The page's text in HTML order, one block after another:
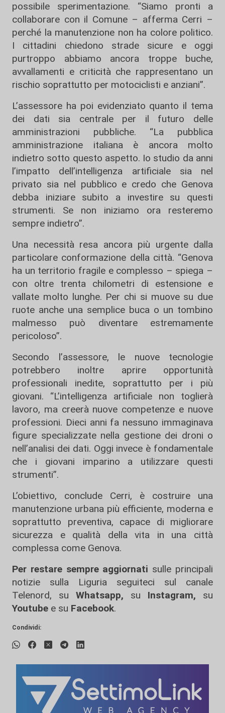
possibile sperimentazione. “Siamo pronti a
collaborare con il Comune – afferma Cerri –
perché la manutenzione non ha colore politico.
I cittadini chiedono strade sicure e oggi
purtroppo abbiamo ancora troppe buche,
avvallamenti e criticità che rappresentano un
rischio soprattutto per motociclisti e anziani”.
L’assessore ha poi evidenziato quanto il tema
dei dati sia centrale per il futuro delle
amministrazioni pubbliche. “La pubblica
amministrazione italiana è ancora molto
indietro sotto questo aspetto. Io studio da anni
l’impatto dell’intelligenza artificiale sia nel
privato sia nel pubblico e credo che Genova
debba iniziare subito a investire su questi
strumenti. Se non iniziamo ora resteremo
sempre indietro”.
Una necessità resa ancora più urgente dalla
particolare conformazione della città. “Genova
ha un territorio fragile e complesso – spiega –
con oltre trenta chilometri di estensione e
vallate molto lunghe. Per chi si muove su due
ruote anche una semplice buca o un tombino
malmesso può diventare estremamente
pericoloso”.
Secondo l’assessore, le nuove tecnologie
potrebbero inoltre aprire opportunità
professionali inedite, soprattutto per i più
giovani. “L’intelligenza artificiale non toglierà
lavoro, ma creerà nuove competenze e nuove
professioni. Dieci anni fa nessuno immaginava
figure specializzate nella gestione dei droni o
nell’analisi dei dati. Oggi invece è fondamentale
che i giovani imparino a utilizzare questi
strumenti”.
L’obiettivo, conclude Cerri, è costruire una
manutenzione urbana più efficiente, moderna e
soprattutto preventiva, capace di migliorare
sicurezza e qualità della vita in una città
complessa come Genova.
Per restare sempre aggiornati sulle principali
notizie sulla Liguria seguiteci sul canale
Telenord, su
Whatsapp, su Instagram, su
Youtube e su Facebook.
Condividi: